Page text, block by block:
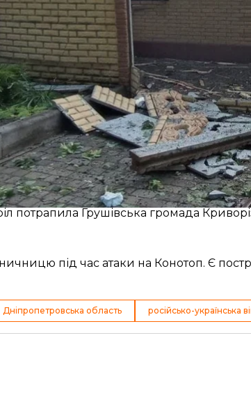
рф поцілила по Васильківській
шпиталізували, 64-річна
десятків приватних будинків,
потрапила Грушівська громада
під час атаки на Конотоп. Є
Дніпропетровська область російсько-українська